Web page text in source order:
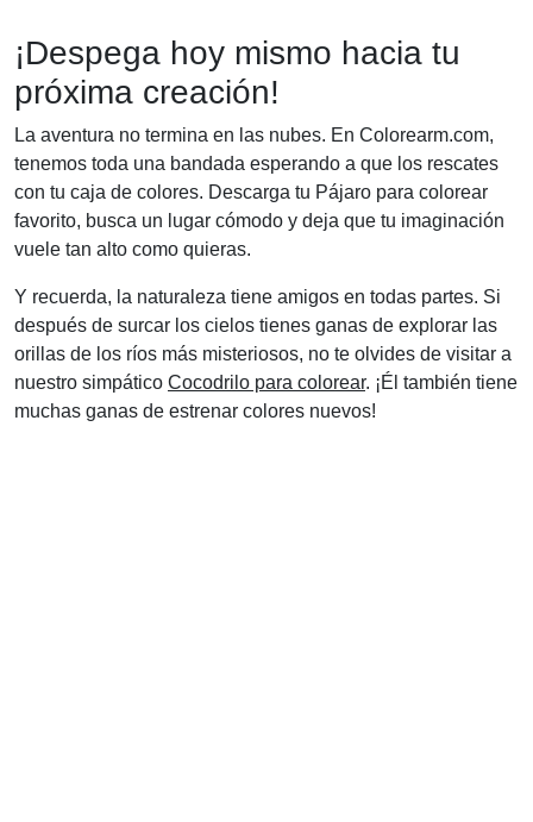
¡Despega hoy mismo hacia tu
próxima creación!
La aventura no termina en las nubes. En Colorearm.com,
tenemos toda una bandada esperando a que los rescates
con tu caja de colores. Descarga tu Pájaro para colorear
favorito, busca un lugar cómodo y deja que tu imaginación
vuele tan alto como quieras.
Y recuerda, la naturaleza tiene amigos en todas partes. Si
después de surcar los cielos tienes ganas de explorar las
orillas de los ríos más misteriosos, no te olvides de visitar a
nuestro simpático Cocodrilo para colorear. ¡Él también tiene
muchas ganas de estrenar colores nuevos!